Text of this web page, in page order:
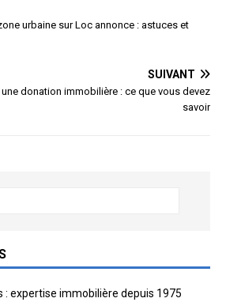
urbaine sur Loc annonce : astuces et
SUIVANT
donation immobilière : ce que vous devez
savoir
: expertise immobilière depuis 1975